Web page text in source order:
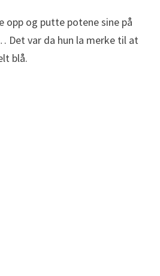
opp og putte potene sine på
Det var da hun la merke til at
blå.